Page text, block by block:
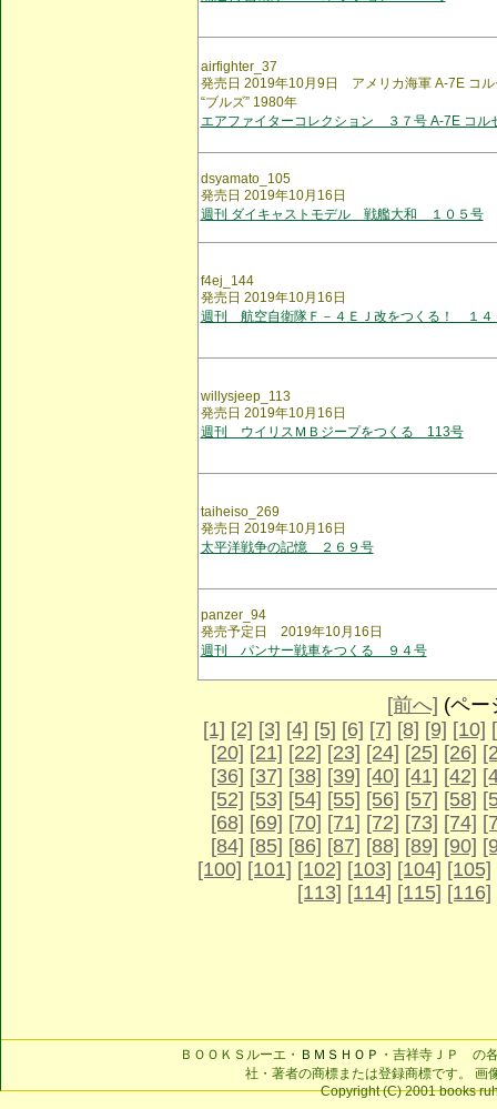
airfighter_37
発売日 2019年10月9日 アメリカ海軍 A-7E コル
“ブルズ” 1980年
エアファイターコレクション ３７号 A-7E コル
dsyamato_105
発売日 2019年10月16日
週刊 ダイキャストモデル 戦艦大和 １０５号
f4ej_144
発売日 2019年10月16日
週刊 航空自衛隊Ｆ－４ＥＪ改をつくる！ １４
willysjeep_113
発売日 2019年10月16日
週刊 ウイリスＭＢジープをつくる 113号
taiheiso_269
発売日 2019年10月16日
太平洋戦争の記憶 ２６９号
panzer_94
発売予定日 2019年10月16日
週刊 パンサー戦車をつくる ９４号
[前へ] (ペ
[1] [2] [3] [4] [5] [6] [7] [8] [9] [10]
[20] [21] [22] [23] [24] [25] [26]
[36] [37] [38] [39] [40] [41] [42]
[52] [53] [54] [55] [56] [57] [58]
[68] [69] [70] [71] [72] [73] [74]
[84] [85] [86] [87] [88] [89] [90]
[100] [101] [102] [103] [104] [105]
[113] [114] [115] [116]
ＢＯＯＫＳルーエ・ ＢＭＳＨＯＰ ・吉祥寺ＪＰ の
社・著者の商標または登録商標です。 画
Copyright (C) 2001 books